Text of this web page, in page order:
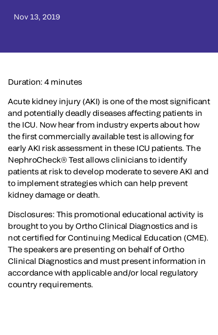
Nov 13, 2019
Duration: 4 minutes
Acute kidney injury (AKI) is one of the most significant
and potentially deadly diseases affecting patients in
the ICU. Now hear from industry experts about how
the first commercially available test is allowing for
early AKI risk assessment in these ICU patients. The
NephroCheck® Test allows clinicians to identify
patients at risk to develop moderate to severe AKI and
to implement strategies which can help prevent
kidney damage or death.
Disclosures: This promotional educational activity is
brought to you by Ortho Clinical Diagnostics and is
not certified for Continuing Medical Education (CME).
The speakers are presenting on behalf of Ortho
Clinical Diagnostics and must present information in
accordance with applicable and/or local regulatory
country requirements.